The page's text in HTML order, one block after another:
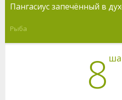
Пангасиус запечённый в
Рыба
8